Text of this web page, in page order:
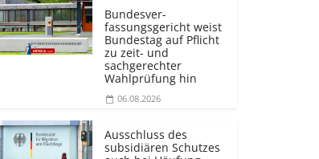
Bundesver­
fassungsgericht weist
Bundestag auf Pflicht
zu zeit- und
sachgerechter
Wahlprüfung hin
06.08.2026
Ausschluss des
subsidiären Schutzes